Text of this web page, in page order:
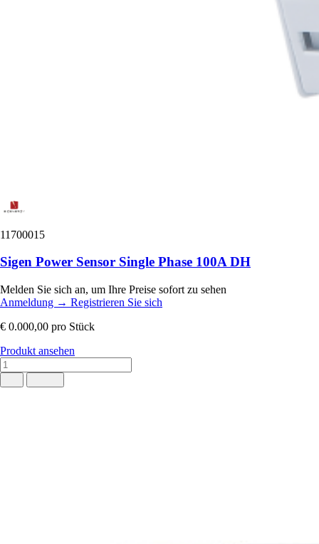
11700015
Sigen Power Sensor Single Phase 100A DH
Melden Sie sich an, um Ihre Preise sofort zu sehen
Anmeldung → Registrieren Sie sich
€ 0.000,00 pro Stück
Produkt ansehen